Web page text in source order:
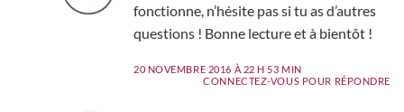
fonctionne, n’hésite pas si tu as d’autres
questions ! Bonne lecture et à bientôt !
20 NOVEMBRE 2016 À 22 H 53 MIN
CONNECTEZ-VOUS POUR RÉPONDRE